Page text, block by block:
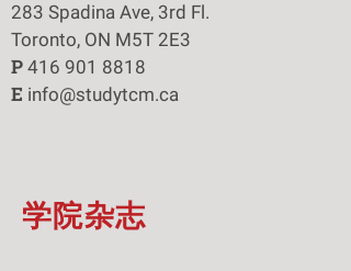
283 Spadina Ave, 3rd Fl.
Toronto, ON M5T 2E3
P 416 901 8818
E info@studytcm.ca
学院杂志